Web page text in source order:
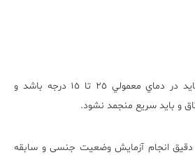
فريز دفريز نشود، نمونه بايد در دماي معمولي ٢٥ تا ١٥ درجه باشد و
و بايد سريع منجمد نشود.
دقیق انجام آزمایش وضعیت جنسی و سابقه